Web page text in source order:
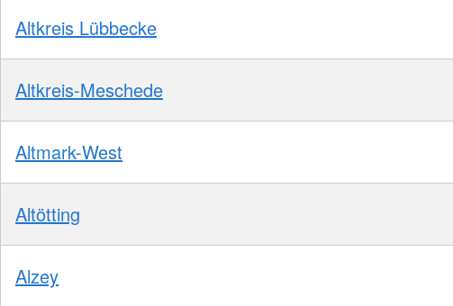
Altkreis Lübbecke
Altkreis-Meschede
Altmark-West
Altötting
Alzey